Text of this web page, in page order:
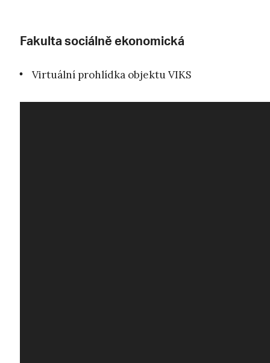
Fakulta sociálně ekonomická
Virtuální prohlídka objektu VIKS